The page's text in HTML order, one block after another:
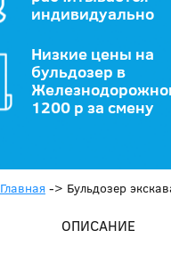
индивидуально
Низкие цены на
бульдозер в
1200 р за смену
Главная -> Бульдозер
ОПИСАНИЕ